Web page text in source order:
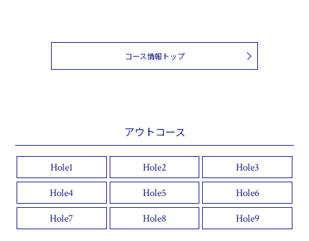
コース情報トップ
アウトコース
Hole1 Hole2
Hole3
Hole4
Hole5
Hole6
Hole7
Hole8 Hole9